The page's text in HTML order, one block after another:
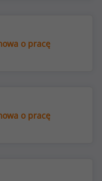
o pracę
o pracę